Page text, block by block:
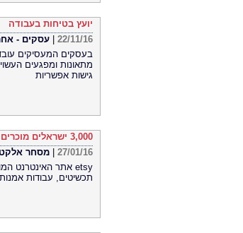
יועץ בטיחות בעבודה
22/11/16
עסקים -
בעסקים המעסיקים
גישות אפשריות
3,000 ישראלים מוכרים ב"אטסי" איך זה עובד? ומהם סודות ההצלחה?
27/01/16
מסחר
תכשיטים, עבודות